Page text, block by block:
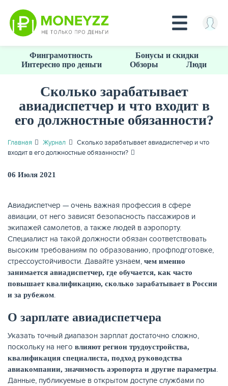
основному
содержанию
КРЕДИТЫ
КАРТЫ
Финграмотность
Бонусы и скидки
Интересно про деньги
Обзоры Люди
Сколько зарабатывает
авиадиспетчер и что входит в
его должностные обязанности?
Главная Журнал
Сколько зарабатывает авиадиспетчер и что
входит в его должностные обязанности?
06 Июля 2021
Авиадиспетчер — очень важная профессия в сфере
авиации, от него зависят безопасность пассажиров и
экипажей самолетов, а также людей в аэропорту.
Специалист на такой должности обязан соответствовать
высоким требованиям по образованию, профподготовке,
стрессоустойчивости. Давайте узнаем, чем именно
занимается авиадиспетчер, где обучается, как часто
повышает квалификацию, сколько зарабатывает в России
и за рубежом
О зарплате авиадиспетчера
Указать точный диапазон зарплат достаточно сложно,
поскольку на него влияют регион трудоустройства,
квалификация специалиста, подход руководства
авиакомпании, значимость аэропорта и другие параметры.
Данные, публикуемые в открытом доступе службами по